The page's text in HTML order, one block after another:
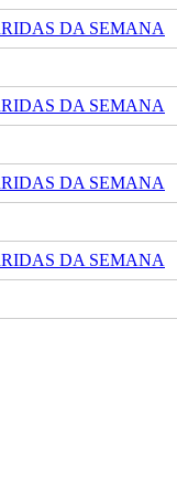
DA SEMANA
DA SEMANA
DA SEMANA
DA SEMANA